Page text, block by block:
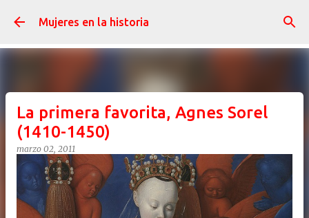
Ir al contenido principal
Mujeres en la historia
La primera favorita, Agnes Sorel
(1410-1450)
marzo 02, 2011